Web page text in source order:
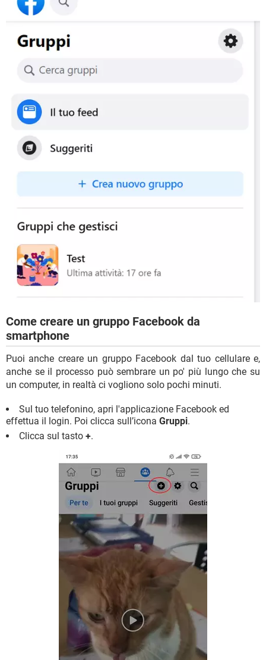
Come creare un gruppo Facebook da
smartphone
Puoi anche creare un gruppo Facebook dal tuo cellulare e,
anche se il processo può sembrare un po' più lungo che su
un computer, in realtà ci vogliono solo pochi minuti.
Sul tuo telefonino, apri l'applicazione Facebook ed
effettua il login. Poi clicca sull’icona Gruppi.
Clicca sul tasto +.